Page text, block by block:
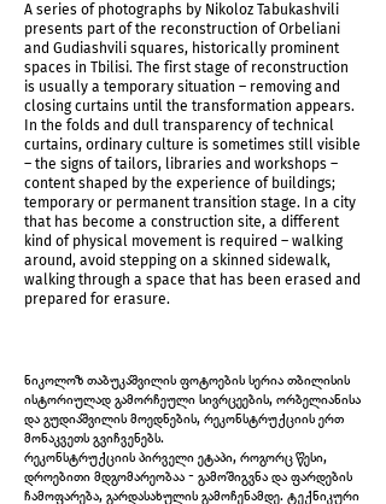
NEW Tbilisi
A series of photographs by Nikoloz Tabukashvili
presents part of the reconstruction of Orbeliani
and Gudiashvili squares, historically prominent
spaces in Tbilisi. The first stage of reconstruction
is usually a temporary situation ­– removing and
closing curtains until the transformation appears.
In the folds and dull transparency of technical
curtains, ordinary culture is sometimes still visible
– the signs of tailors, libraries and workshops –
content shaped by the experience of buildings;
temporary or permanent transition stage. In a city
that has become a construction site, a different
kind of physical movement is required – walking
around, avoid stepping on a skinned sidewalk,
walking through a space that has been erased and
prepared for erasure.
ნიკოლოზ თაბუკაშვილის ფოტოების სერია თბილისის
ისტორიულად გამორჩეული სივრცეების, ორბელიანისა
და გუდიაშვილის მოედნების, რეკონსტრუქციის ერთ
მონაკვეთს გვიჩვენებს.
რეკონსტრუქციის პირველი ეტაპი, როგორც წესი,
დროებითი მდგომარეობაა - გამოშიგვნა და ფარდების
ჩამოფარება, გარდასახულის გამოჩენამდე. ტექნიკური